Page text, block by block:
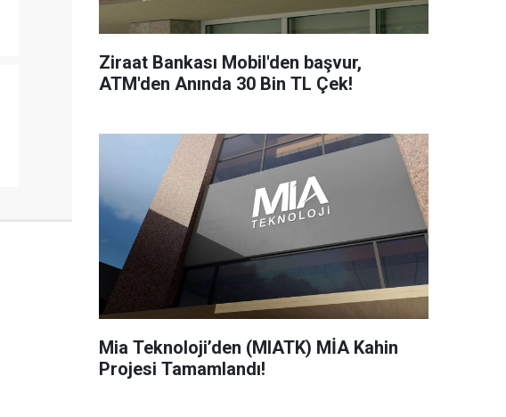
Ziraat Bankası Mobil'den başvur,
ATM'den Anında 30 Bin TL Çek!
Mia Teknoloji’den (MIATK) MİA Kahin
Projesi Tamamlandı!